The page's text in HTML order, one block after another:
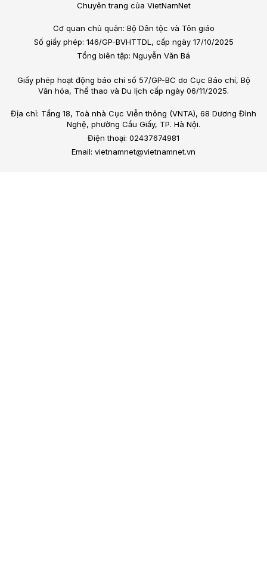
Chuyên trang của VietNamNet
Cơ quan chủ quản: Bộ Dân tộc và Tôn giáo
Số giấy phép: 146/GP-BVHTTDL, cấp ngày 17/10/2025
Tổng biên tập: Nguyễn Văn Bá
Giấy phép hoạt động báo chí số 57/GP-BC do Cục Báo chí, Bộ
Văn hóa, Thể thao và Du lịch cấp ngày 06/11/2025.
Địa chỉ: Tầng 18, Toà nhà Cục Viễn thông (VNTA), 68 Dương Đình
Nghệ, phường Cầu Giấy, TP. Hà Nội.
Điện thoại: 02437674981
Email: vietnamnet@vietnamnet.vn